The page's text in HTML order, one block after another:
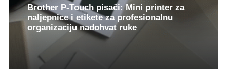
Brother P-Touch pisači: Mini printer za
naljepnice i etikete za profesionalnu
organizaciju nadohvat ruke